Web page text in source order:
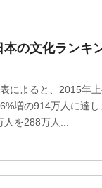
の文化ランキ
によると、2015年
増の914万人に達し
人を288万人...